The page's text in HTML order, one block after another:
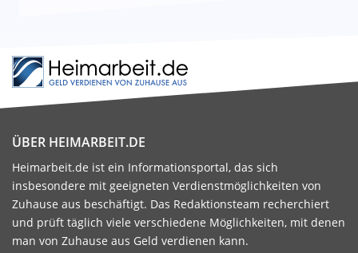
ÜBER HEIMARBEIT.DE
Heimarbeit.de ist ein Informationsportal, das sich
insbesondere mit geeigneten Verdienstmöglichkeiten von
Zuhause aus beschäftigt. Das Redaktionsteam recherchiert
und prüft täglich viele verschiedene Möglichkeiten, mit denen
man von Zuhause aus Geld verdienen kann.